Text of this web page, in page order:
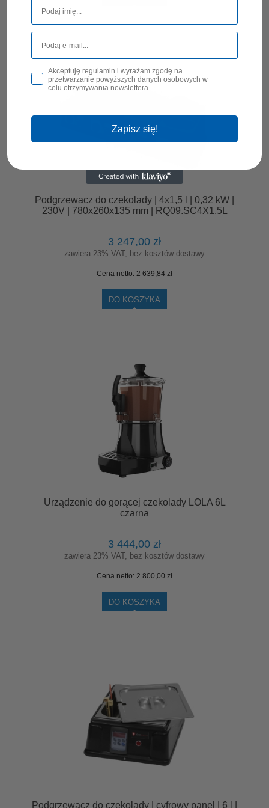
Podgrzewacz do czekolady | 4x1,5 l | 0,32 kW |
230V | 780x260x135 mm | RQ09.SC4X1.5L
3 247,00 zł
zawiera 23% VAT, bez kosztów dostawy
Cena netto: 2 639,84 zł
DO KOSZYKA
Urządzenie do gorącej czekolady LOLA 6L
czarna
3 444,00 zł
zawiera 23% VAT, bez kosztów dostawy
Cena netto: 2 800,00 zł
DO KOSZYKA
Podgrzewacz do czekolady | cyfrowy panel | 6 l |
Akceptuję regulamin i wyrażam zgodę na
przetwarzanie powyższych danych osobowych w
celu otrzymywania newslettera.
Zapisz się!